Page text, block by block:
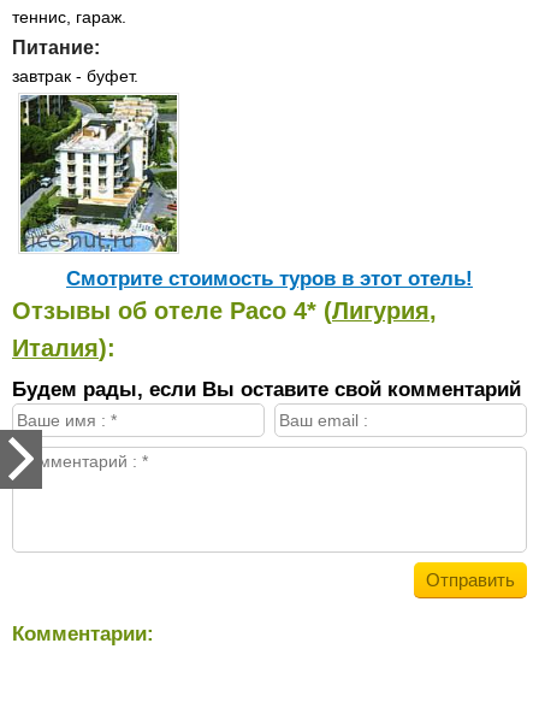
теннис, гараж.
Питание:
завтрак - буфет.
Cмотрите стоимость туров в этот отель!
Отзывы об отеле Paco 4* (Лигурия,
Италия):
Будем рады, если Вы оставите свой комментарий
Комментарии: